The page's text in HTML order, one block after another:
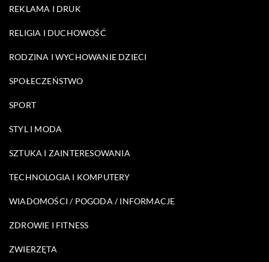
REKLAMA I DRUK
RELIGIA I DUCHOWOŚĆ
RODZINA I WYCHOWANIE DZIECI
SPOŁECZEŃSTWO
SPORT
STYL I MODA
SZTUKA I ZAINTERESOWANIA
TECHNOLOGIA I KOMPUTERY
WIADOMOŚCI / POGODA / INFORMACJE
ZDROWIE I FITNESS
ZWIERZĘTA